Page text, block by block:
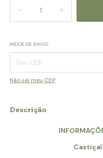
Entregas para o CEP:
MEIOS DE ENVIO
Não sei meu CEP
Descrição